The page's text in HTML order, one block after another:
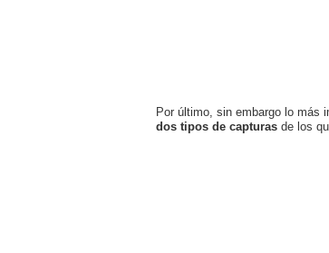
Por último, sin embargo lo más
dos tipos de capturas de los